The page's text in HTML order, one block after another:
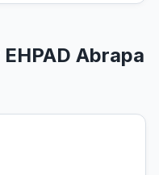
EHPAD Abrapa